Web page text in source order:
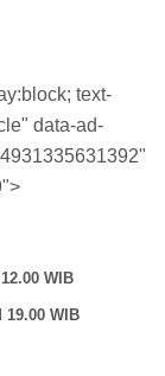
text-
data-ad-
WIB
WIB